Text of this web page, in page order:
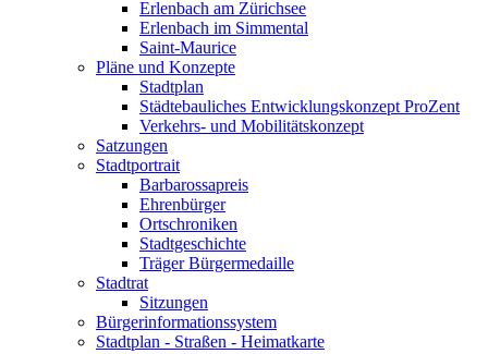
Erlenbach am Zürichsee
Erlenbach im Simmental
Saint-Maurice
Pläne und Konzepte
Stadtplan
Städtebauliches Entwicklungskonzept ProZent
Verkehrs- und Mobilitätskonzept
Satzungen
Stadtportrait
Barbarossapreis
Ehrenbürger
Ortschroniken
Stadtgeschichte
Träger Bürgermedaille
Stadtrat
Sitzungen
Bürgerinformationssystem
Stadtplan - Straßen - Heimatkarte